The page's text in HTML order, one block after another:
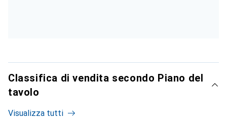
Classifica di vendita secondo Piano del
tavolo
Visualizza tutti